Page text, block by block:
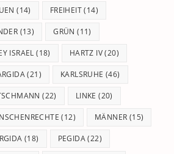
(14) FREIHEIT(14)
(13) GRÜN (11)
ISRAEL (18) HARTZ IV(20)
(21) KARLSRUHE (46)
(22) LINKE (20)
(12) MÄNNER (15)
(18) PEGIDA(22)